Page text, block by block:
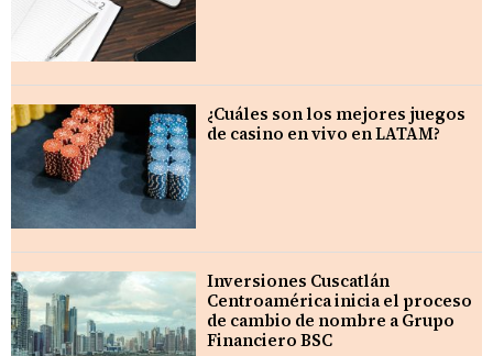
¿Cuáles son los mejores juegos
de casino en vivo en LATAM?
Inversiones Cuscatlán
Centroamérica inicia el proceso
de cambio de nombre a Grupo
Financiero BSC